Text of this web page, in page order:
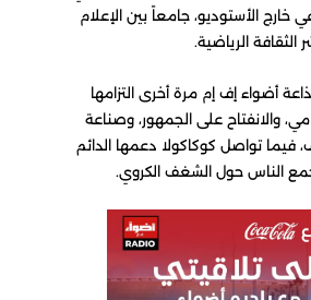
خارج الأستوديو، جامعاً بين الإعلام
الثقافة الرياضية.
أضواء إف إم مرة أخرى التزامها
والانفتاح على الجمهور، وصناعة
تواصل كوكاكولا دعمها الدائم
الناس حول الشغف الكروي.